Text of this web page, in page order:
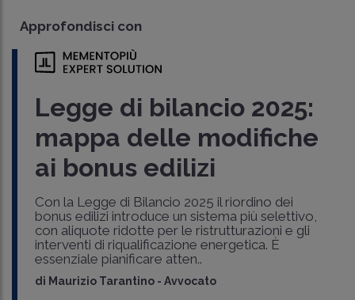
Approfondisci con
Legge di bilancio 2025:
mappa delle modifiche
ai bonus edilizi
Con la Legge di Bilancio 2025 il riordino dei
bonus edilizi introduce un sistema più selettivo,
con aliquote ridotte per le ristrutturazioni e gli
interventi di riqualificazione energetica. È
essenziale pianificare atten..
di Maurizio Tarantino - Avvocato